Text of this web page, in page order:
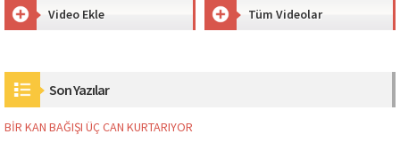
Video Ekle Tüm Videolar
Son Yazılar
BİR KAN BAĞIŞI ÜÇ CAN KURTARIYOR